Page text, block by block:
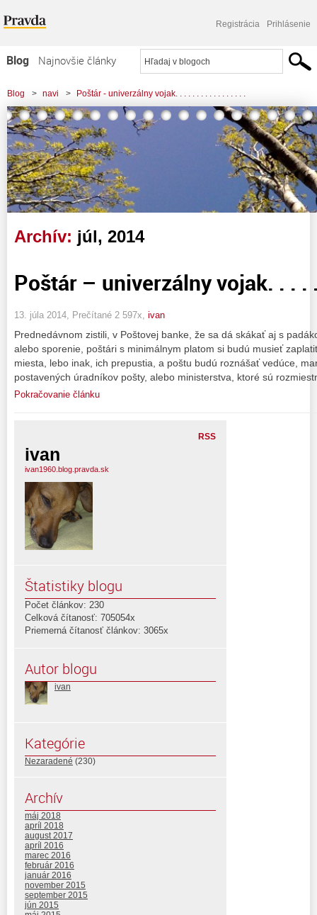
Registrácia Prihlásenie
Blog
Najnovšie články
Najčítanejšie články
Najkomentovanejšie články
Zoznam blogov
Komerčné blogy
Blog > navi > Poštár - univerzálny vojak. . . . . . . . . . . . . . . . .
Archív: júl, 2014
Poštár – univerzálny vojak. . . .
13. júla 2014, Prečítané 2 597x, ivan
Prednedávnom zistili, v Poštovej banke, že sa dá skákať aj s
alebo sporenie, poštári s minimálnym platom si budú musieť
miesta, lebo inak, ich prepustia, a poštu budú roznášať vedúce,
postavených úradníkov pošty, alebo ministerstva, ktoré sú
Pokračovanie článku
RSS
ivan
ivan1960.blog.pravda.sk
Štatistiky blogu
Počet článkov: 230
Celková čítanosť: 705054x
Priemerná čítanosť článkov: 3065x
Autor blogu
ivan
Kategórie
Nezaradené (230)
Archív
máj 2018
apríl 2018
august 2017
apríl 2016
marec 2016
február 2016
január 2016
november 2015
september 2015
jún 2015